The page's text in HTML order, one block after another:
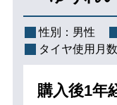
性別： 男性
タイヤ使用月数
購入後1年